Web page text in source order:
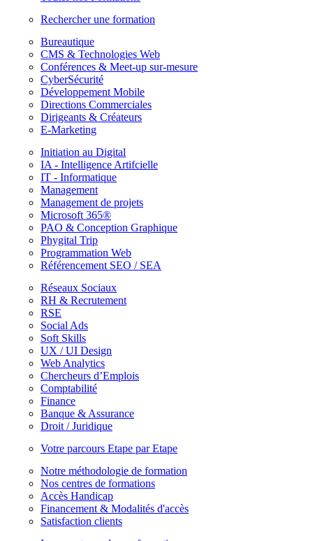
Rechercher une formation
Bureautique
CMS & Technologies Web
Conférences & Meet-up sur-mesure
CyberSécurité
Développement Mobile
Directions Commerciales
Dirigeants & Créateurs
E-Marketing
Initiation au Digital
IA - Intelligence Artifcielle
IT - Informatique
Management
Management de projets
Microsoft 365®
PAO & Conception Graphique
Phygital Trip
Programmation Web
Référencement SEO / SEA
Réseaux Sociaux
RH & Recrutement
RSE
Social Ads
Soft Skills
UX / UI Design
Web Analytics
Chercheurs d’Emplois
Comptabilité
Finance
Banque & Assurance
Droit / Juridique
Votre parcours Etape par Etape
Notre méthodologie de formation
Nos centres de formations
Accès Handicap
Financement & Modalités d'accès
Satisfaction clients